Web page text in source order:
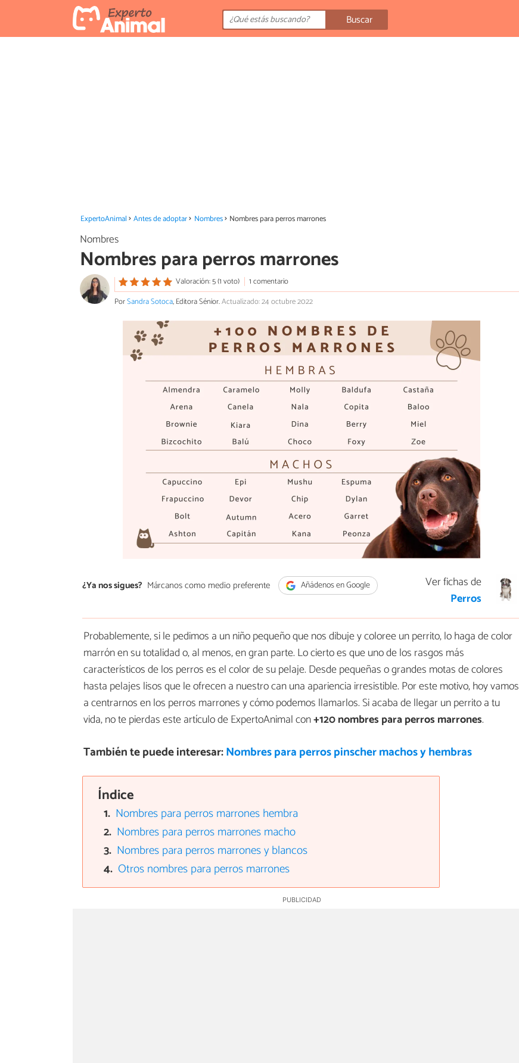
Buscar
ExpertoAnimal Antes de adoptar Nombres Nombres para perros marrones
Nombres
Nombres para perros marrones
Valoración: 5 (1 voto)
1 comentario
PorSandra Sotoca, Editora Sénior.Actualizado: 24 octubre 2022
¿Ya nos sigues? Márcanos como medio preferente Añádenos en Google
Ver fichas de
Perros
Probablemente, si le pedimos a un niño pequeño que nos dibuje y coloree un perrito, lo haga de color
marrón en su totalidad o, al menos, en gran parte. Lo cierto es que uno de los rasgos más
característicos de los perros es el color de su pelaje. Desde pequeñas o grandes motas de colores
hasta pelajes lisos que le ofrecen a nuestro can una apariencia irresistible. Por este motivo, hoy vamos
a centrarnos en los perros marrones y cómo podemos llamarlos. Si acaba de llegar un perrito a tu
vida, no te pierdas este artículo de ExpertoAnimal con+120 nombres para perros marrones.
También te puede interesar:Nombres para perros pinscher machos y hembras
Índice
Nombres para perros marrones hembra
Nombres para perros marrones macho
Nombres para perros marrones y blancos
Otros nombres para perros marrones